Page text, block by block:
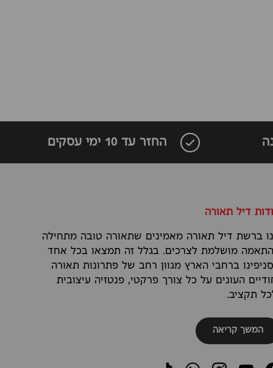
החזר עד 10 ימי עסקים
דיל תאורה
ברשת דיל תאורה מאמינים שתאורה טובה מתחילה
מושלמת לצרכים. בגלל זה תמצאו בכל אחד
ברחבי הארץ מגוון רחב של פתרונות תאורה
העונים על כל צורך פרקטי, פנטזיה עיצובית
תקציב.
המשך קריאה